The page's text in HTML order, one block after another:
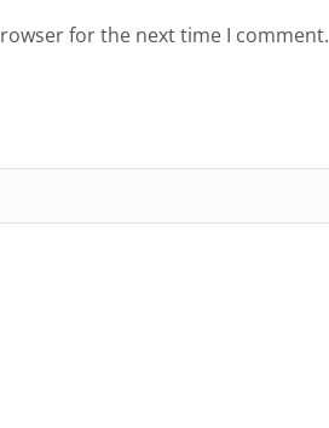
for the next time I comment.